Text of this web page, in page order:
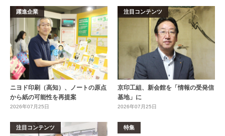
躍進企業
ニヨド印刷（高知）、ノートの原点
から紙の可能性を再提案
2026年07月25日
注目コンテンツ
京印工組、新会館を「情報の受発信
基地」に
2026年07月25日
注目コンテンツ 特集